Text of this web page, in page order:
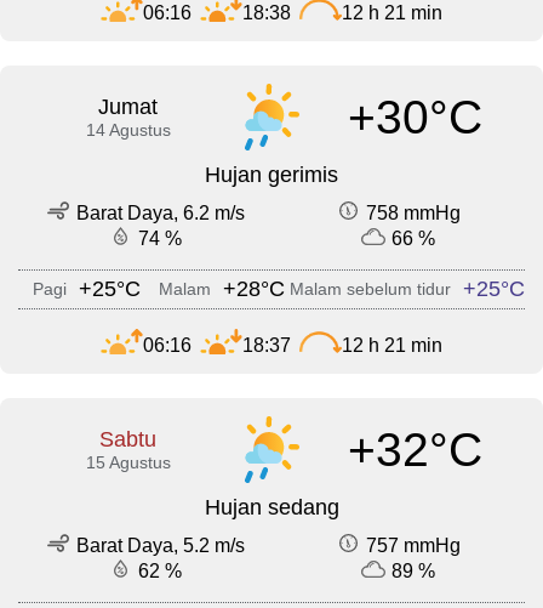
06:16 18:38 12 h 21 min
Jumat
14 Agustus +30°C
Hujan gerimis
Barat Daya, 6.2 m/s
758 mmHg
74 %
66 %
Pagi +25°C Malam +28°C Malam sebelum tidur +25°C
06:16 18:37 12 h 21 min
Sabtu
15 Agustus +32°C
Hujan sedang
Barat Daya, 5.2 m/s
757 mmHg
62 %
89 %